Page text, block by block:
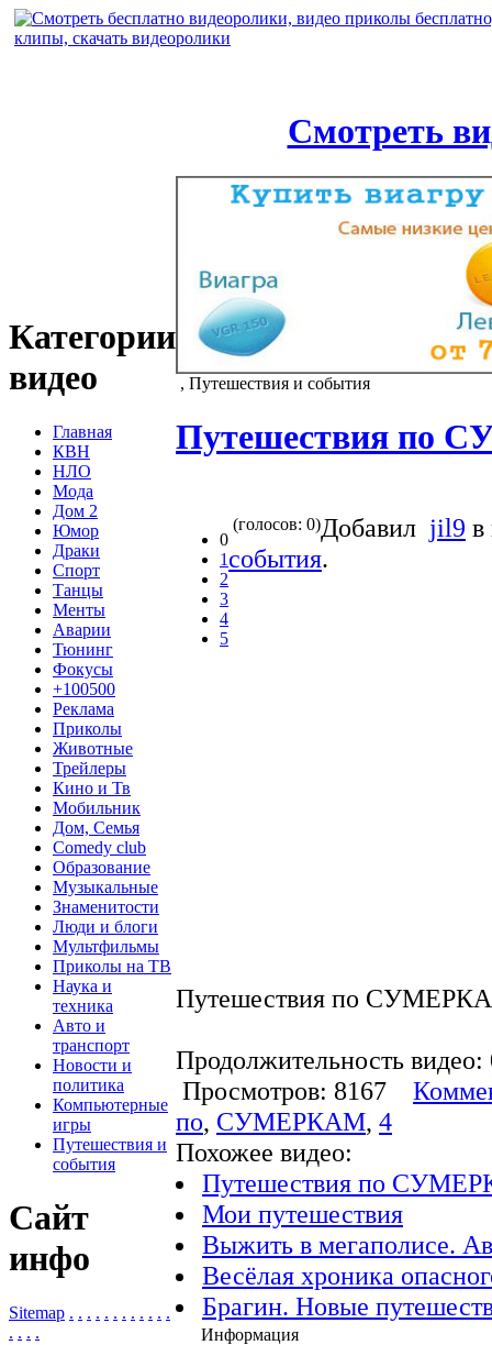
Смотреть
Категории
видео
Главная
КВН
НЛО
Мода
Дом 2
Юмор
Драки
Спорт
Танцы
Менты
Аварии
Тюнинг
Фокусы
+100500
Реклама
Приколы
Животные
Трейлеры
Кино и Тв
Мобильник
Дом, Семья
Comedy club
Образование
Музыкальные
Знаменитости
Люди и блоги
Мультфильмы
Приколы на ТВ
Наука и
техника
Авто и
транспорт
Новости и
политика
Компьютерные
игры
Путешествия и
события
Сайт
инфо
Sitemap . . . . . . . . . . . .
. . . .
, Путешествия и события
Путешествия по
0
1
2
3
4
5
(голосов: 0)Добавил jil9 в
события.
Путешествия по
Продолжительность
Просмотров: 8167
по, СУМЕРКАМ, 4
Похожее видео:
Путешествия по
Мои путешествия
Выжить в мегаполисе.
Весёлая хроника
Брагин. Новые
Информация